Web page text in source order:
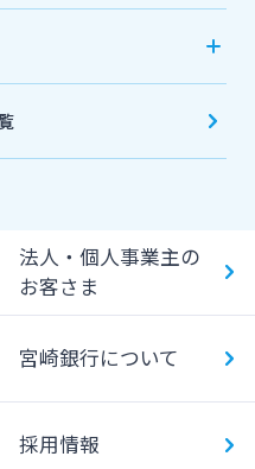
ービス
法人・個人事業主の
お客さま
宮崎銀行について
採用情報